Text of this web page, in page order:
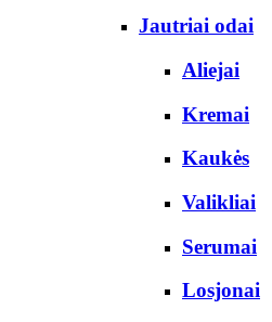
Jautriai odai
Aliejai
Kremai
Kaukės
Valikliai
Serumai
Losjonai